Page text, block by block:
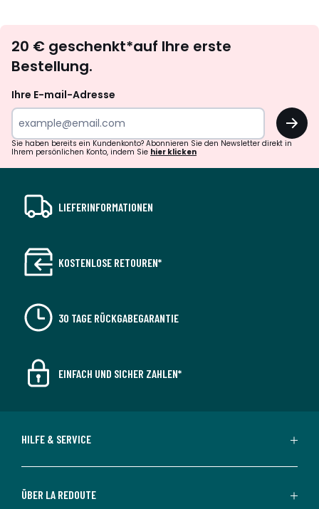
abonnieren
20 € geschenkt*auf Ihre erste
Bestellung.
Ihre E-mail-Adresse
OK
Sie haben bereits ein Kundenkonto? Abonnieren Sie den Newsletter direkt in
Ihrem persönlichen Konto, indem Sie hier klicken
LIEFERINFORMATIONEN
KOSTENLOSE RETOUREN*
30 TAGE RÜCKGABEGARANTIE
EINFACH UND SICHER ZAHLEN*
HILFE & SERVICE
ÜBER LA REDOUTE